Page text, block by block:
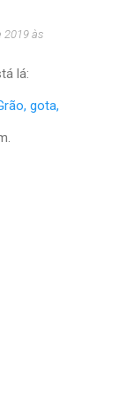
2019 às
lá:
gota,